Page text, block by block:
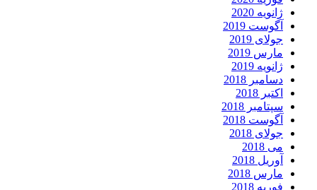
ژانویه 2020
آگوست 2019
جولای 2019
مارس 2019
ژانویه 2019
دسامبر 2018
اکتبر 2018
سپتامبر 2018
آگوست 2018
جولای 2018
می 2018
آوریل 2018
مارس 2018
فوریه 2018